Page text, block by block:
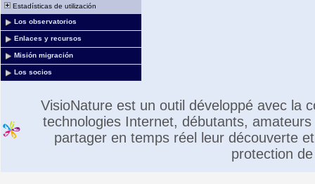
Estadísticas de utilización
Los observatorios
Enlaces y recursos
Misión migración
Los socios
VisioNature est un outil développé avec la
technologies Internet, débutants,
partager en temps réel leur découverte
protection